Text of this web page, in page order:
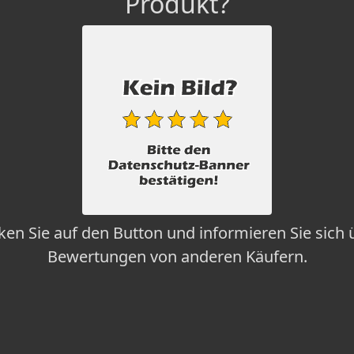
Sie auf den Button und informieren Sie sich
Bewertungen von anderen Käufern.